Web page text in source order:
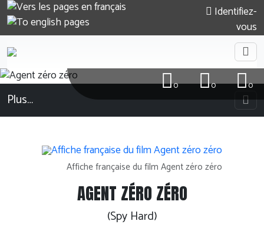
Identifiez-
vous
0
0
0
Plus…
Affiche française du film Agent zéro zéro
AGENT ZÉRO ZÉRO
(Spy Hard)